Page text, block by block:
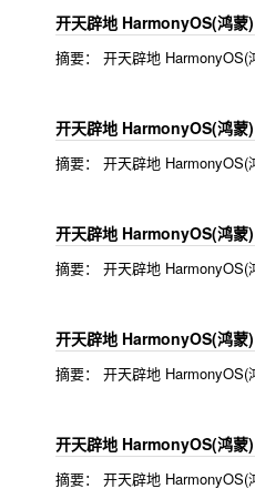
开天辟地 HarmonyOS(鸿蒙
摘要： 开天辟地
开天辟地 HarmonyOS(鸿蒙
摘要： 开天辟地 HarmonyOS(
开天辟地 HarmonyOS(鸿蒙
摘要： 开天辟地 HarmonyOS(
开天辟地 HarmonyOS(鸿蒙
摘要： 开天辟地 HarmonyOS(
开天辟地 HarmonyOS(鸿
摘要： 开天辟地